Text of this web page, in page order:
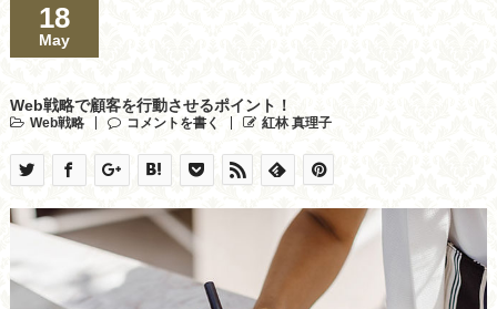
18
May
Web戦略で顧客を行動させるポイント！
Web戦略 コメントを書く 紅林 真理子